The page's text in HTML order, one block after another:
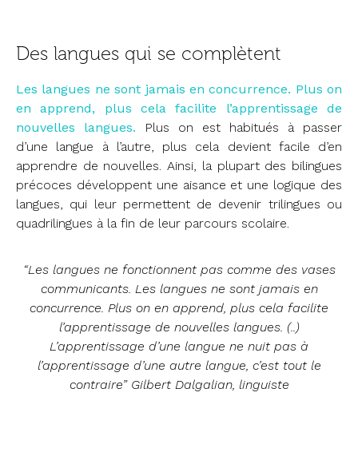
Des langues qui se complètent
Les langues ne sont jamais en concurrence. Plus on
en apprend, plus cela facilite l’apprentissage de
nouvelles langues. Plus on est habitués à passer
d’une langue à l’autre, plus cela devient facile d’en
apprendre de nouvelles. Ainsi, la plupart des bilingues
précoces développent une aisance et une logique des
langues, qui leur permettent de devenir trilingues ou
quadrilingues à la fin de leur parcours scolaire.
“Les langues ne fonctionnent pas comme des vases
communicants. Les langues ne sont jamais en
concurrence. Plus on en apprend, plus cela facilite
l’apprentissage de nouvelles langues. (..)
L’apprentissage d’une langue ne nuit pas à
l’apprentissage d’une autre langue, c’est tout le
contraire” Gilbert Dalgalian, linguiste